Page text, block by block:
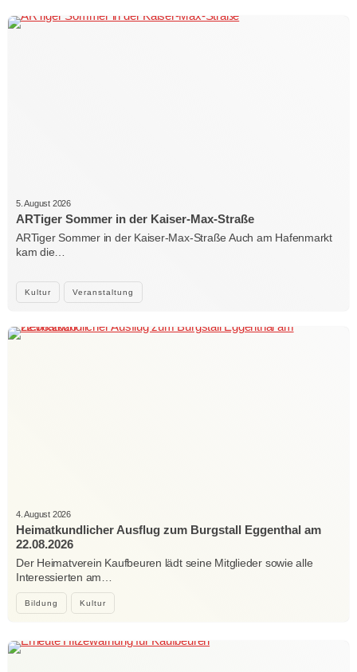
Kultur Veranstaltung
5. August 2026
ARTiger Sommer in der Kaiser-Max-Straße
ARTiger Sommer in der Kaiser-Max-Straße Auch am Hafenmarkt
kam die…
Bildung Kultur
4. August 2026
Heimatkundlicher Ausflug zum Burgstall Eggenthal am
22.08.2026
Der Heimatverein Kaufbeuren lädt seine Mitglieder sowie alle
Interessierten am…